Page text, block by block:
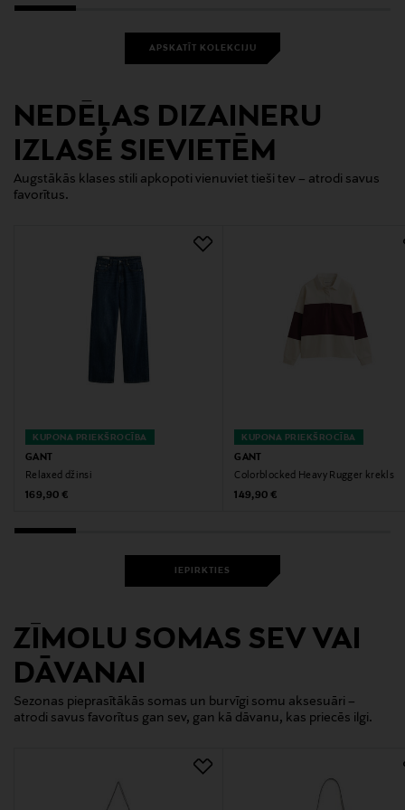
APSKATĪT KOLEKCIJU
NEDĒĻAS DIZAINERU
IZLASE SIEVIETĒM
Augstākās klases stili apkopoti vienuviet tieši tev – atrodi savus
favorītus.
KUPONA PRIEKŠROCĪBA
GANT
Relaxed džinsi
Original Price
169,90 €
KUPONA PRIEKŠROCĪBA
GANT
Colorblocked Heavy Rugger krekls
Original Price
149,90 €
IEPIRKTIES
ZĪMOLU SOMAS SEV VAI
DĀVANAI
Sezonas pieprasītākās somas un burvīgi somu aksesuāri –
atrodi savus favorītus gan sev, gan kā dāvanu, kas priecēs ilgi.